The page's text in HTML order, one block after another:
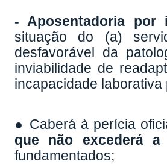
- Aposentadoria por
situação do (a)
desfavorável da
inviabilidade de
incapacidade laborativa
● Caberá à perícia
que não excederá
fundamentados;